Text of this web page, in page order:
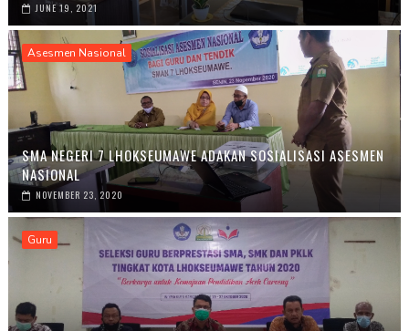
JUNE 19, 2021
Asesmen Nasional
SMA NEGERI 7 LHOKSEUMAWE ADAKAN SOSIALISASI ASESMEN
NASIONAL
NOVEMBER 23, 2020
Guru